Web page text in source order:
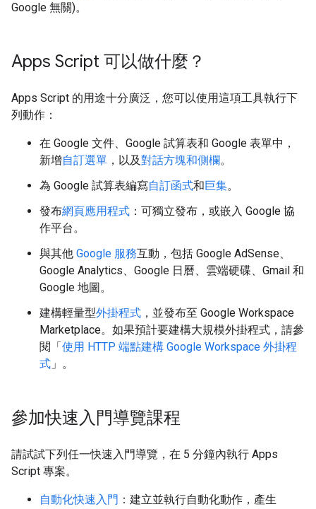
Google 無關)。
Apps Script 可以做什麼？
Apps Script 的用途十分廣泛，您可以使用這項工具執行下
列動作：
在 Google 文件、Google 試算表和 Google 表單中，
新增自訂選單 ，以及對話方塊和側欄。
為 Google 試算表編寫自訂函式和巨集。
發布網頁應用程式 ：可獨立發布，或嵌入 Google 協
作平台。
與其他 Google 服務互動，包括 Google AdSense、
Google Analytics、Google 日曆、雲端硬碟、Gmail 和
Google 地圖。
建構輕量型外掛程式 ，並發布至 Google Workspace
Marketplace。如果預計要建構大規模外掛程式，請參
閱「使用 HTTP 端點建構 Google Workspace 外掛程
式 」。
參加快速入門導覽課程
請試試下列任一快速入門導覽，在 5 分鐘內執行 Apps
Script 專案。
自動化快速入門 ：建立並執行自動化動作，產生